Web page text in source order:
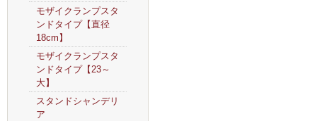
モザイクランプスタ
ンドタイプ【直径
18cm】
モザイクランプスタ
ンドタイプ【23～
大】
スタンドシャンデリ
ア